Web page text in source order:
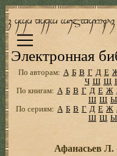
Электронная
По авторам: А Б В Г Д Е
Ч Ш Щ
По книгам: А Б В Г Д Е Ж
Ш Щ Ы
По сериям: А Б В Г Д Е Ж
Ш Щ Ы
Афанасьев